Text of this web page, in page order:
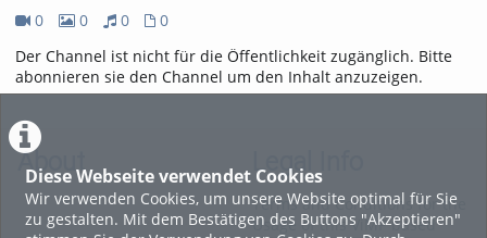
Diese Webseite verwendet Cookies
Wir verwenden Cookies, um unsere Website optimal für Sie
zu gestalten. Mit dem Bestätigen des Buttons "Akzeptieren"
0
0
0
0
Der Channel ist nicht für die Öffentlichkeit zugänglich. Bitte
abonnieren sie den Channel um den Inhalt anzuzeigen.
About Legal Info
Terms and Conditions for the
Usage of this ViMP based